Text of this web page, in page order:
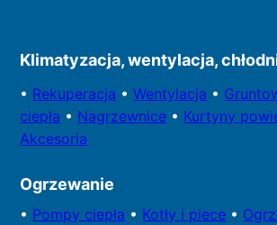
Klimatyzacja, wentylacja,
• Rekuperacja •Wentylacja •
ciepła • Nagrzewnice • Kurtyny
Akcesoria
Ogrzewanie
• Pompy ciepła • Kotły i piece •